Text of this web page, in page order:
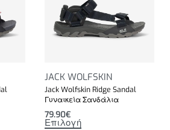
JACK WOLFSKIN
Jack Wolfskin Ridge Sandal
Γυναικεία Σανδάλια
79.90€
Επιλογή